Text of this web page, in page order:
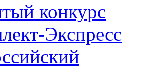
конкурс
Экспресс